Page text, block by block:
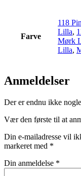
Farve
118
Lilla,
Mørk
Lilla,
Anmeldelser
Der er endnu ikke
Vær den første til at
Din e-mailadresse vil
markeret med *
Din anmeldelse *